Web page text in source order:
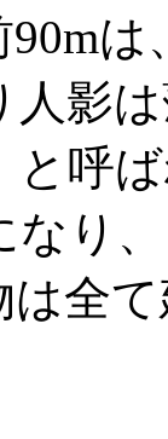
影
と呼
なり
は全